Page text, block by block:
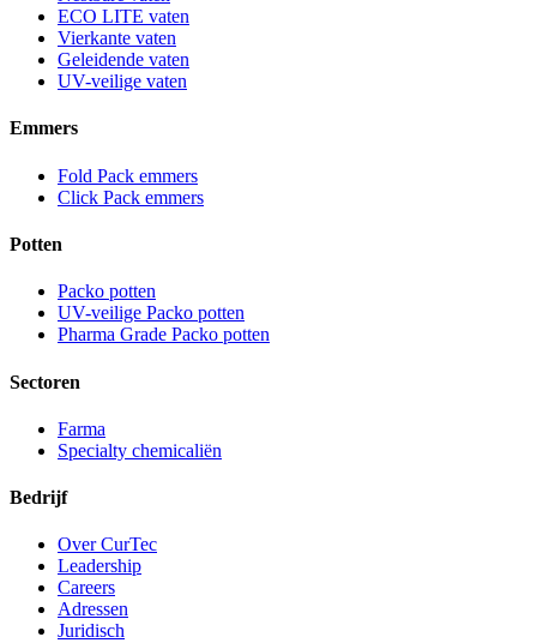
ECO LITE vaten
Vierkante vaten
Geleidende vaten
UV-veilige vaten
Emmers
Fold Pack emmers
Click Pack emmers
Potten
Packo potten
UV-veilige Packo potten
Pharma Grade Packo potten
Sectoren
Farma
Specialty chemicaliën
Bedrijf
Over CurTec
Leadership
Careers
Adressen
Juridisch